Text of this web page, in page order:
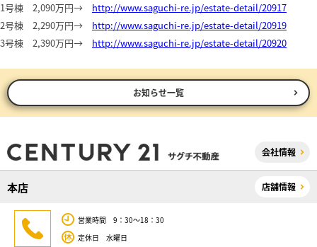
1号棟 2,090万円→ http://www.saguchi-re.jp/estate-detail/20917
2号棟 2,290万円→ http://www.saguchi-re.jp/estate-detail/20919
3号棟 2,390万円→ http://www.saguchi-re.jp/estate-detail/20920
お知らせ一覧
会社情報
本店 店舗情報
営業時間 9：30～18：30
定休日 水曜日